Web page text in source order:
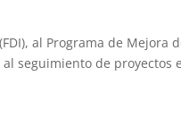
al Programa de Mejora
seguimiento de proyectos